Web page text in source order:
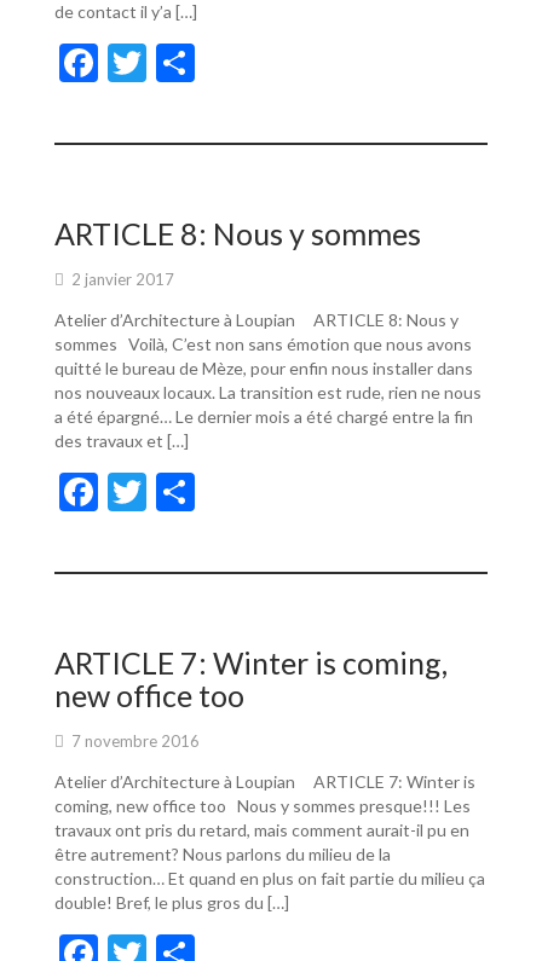
de contact il y’a […]
F
e
o
o
k
T
itt ta
er
ARTICLE 8: Nous y sommes
2 janvier 2017
Atelier d’Architecture à Loupian ARTICLE 8: Nous y
sommes Voilà, C’est non sans émotion que nous avons
quitté le bureau de Mèze, pour enfin nous installer dans
nos nouveaux locaux. La transition est rude, rien ne nous
a été épargné… Le dernier mois a été chargé entre la fin
des travaux et […]
F
e
o
o
k
T
itt ta
er
ARTICLE 7: Winter is coming,
new office too
7 novembre 2016
Atelier d’Architecture à Loupian ARTICLE 7: Winter is
coming, new office too Nous y sommes presque!!! Les
travaux ont pris du retard, mais comment aurait-il pu en
être autrement? Nous parlons du milieu de la
construction… Et quand en plus on fait partie du milieu ça
double! Bref, le plus gros du […]